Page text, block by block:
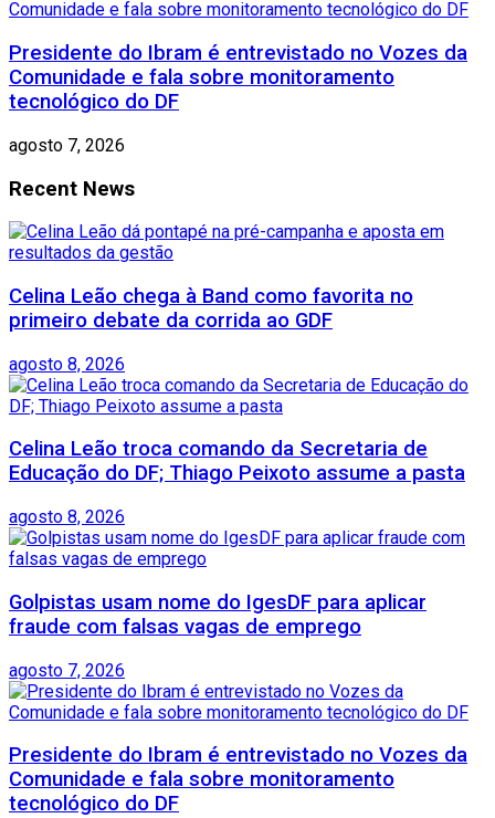
Presidente do Ibram é entrevistado no Vozes da
Comunidade e fala sobre monitoramento
tecnológico do DF
agosto 7, 2026
Recent News
Celina Leão chega à Band como favorita no
primeiro debate da corrida ao GDF
agosto 8, 2026
Celina Leão troca comando da Secretaria de
Educação do DF; Thiago Peixoto assume a pasta
agosto 8, 2026
Golpistas usam nome do IgesDF para aplicar
fraude com falsas vagas de emprego
agosto 7, 2026
Presidente do Ibram é entrevistado no Vozes da
Comunidade e fala sobre monitoramento
tecnológico do DF